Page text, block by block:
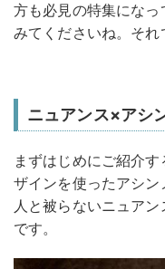
方も必見の特集にな
みてくださいね。それ
ニュアンス×アシ
まずはじめにご紹介
ザインを使ったアシン
人と被らないニュア
です。